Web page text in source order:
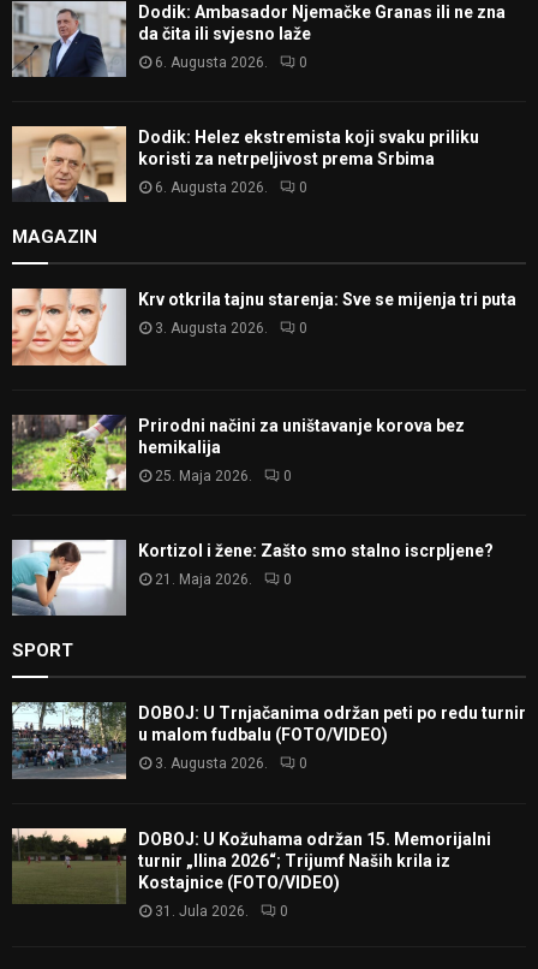
Dodik: Ambasador Njemačke Granas ili ne zna
da čita ili svjesno laže
6. Augusta 2026. 0
Dodik: Helez ekstremista koji svaku priliku
koristi za netrpeljivost prema Srbima
6. Augusta 2026. 0
MAGAZIN
Krv otkrila tajnu starenja: Sve se mijenja tri puta
3. Augusta 2026. 0
Prirodni načini za uništavanje korova bez
hemikalija
25. Maja 2026. 0
Kortizol i žene: Zašto smo stalno iscrpljene?
21. Maja 2026. 0
SPORT
DOBOJ: U Trnjačanima održan peti po redu turnir
u malom fudbalu (FOTO/VIDEO)
3. Augusta 2026. 0
DOBOJ: U Kožuhama održan 15. Memorijalni
turnir „Ilina 2026“; Trijumf Naših krila iz
Kostajnice (FOTO/VIDEO)
31. Jula 2026. 0